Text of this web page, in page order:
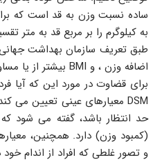
ساده نسبت وزن به قد است که
به کیلوگرم را بر مربع قد به متر
اضافه وزن ، و BMI بیشتر از یا مساوی با ۳۰، چاقی است.
حد انتظار باشد، گفته می شود که
(کمبود وزن) دارد. همچنین،
و تصور غلطی که افراد از اندام خود